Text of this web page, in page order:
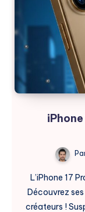
L’iPhone 17
Découvrez
créateurs !